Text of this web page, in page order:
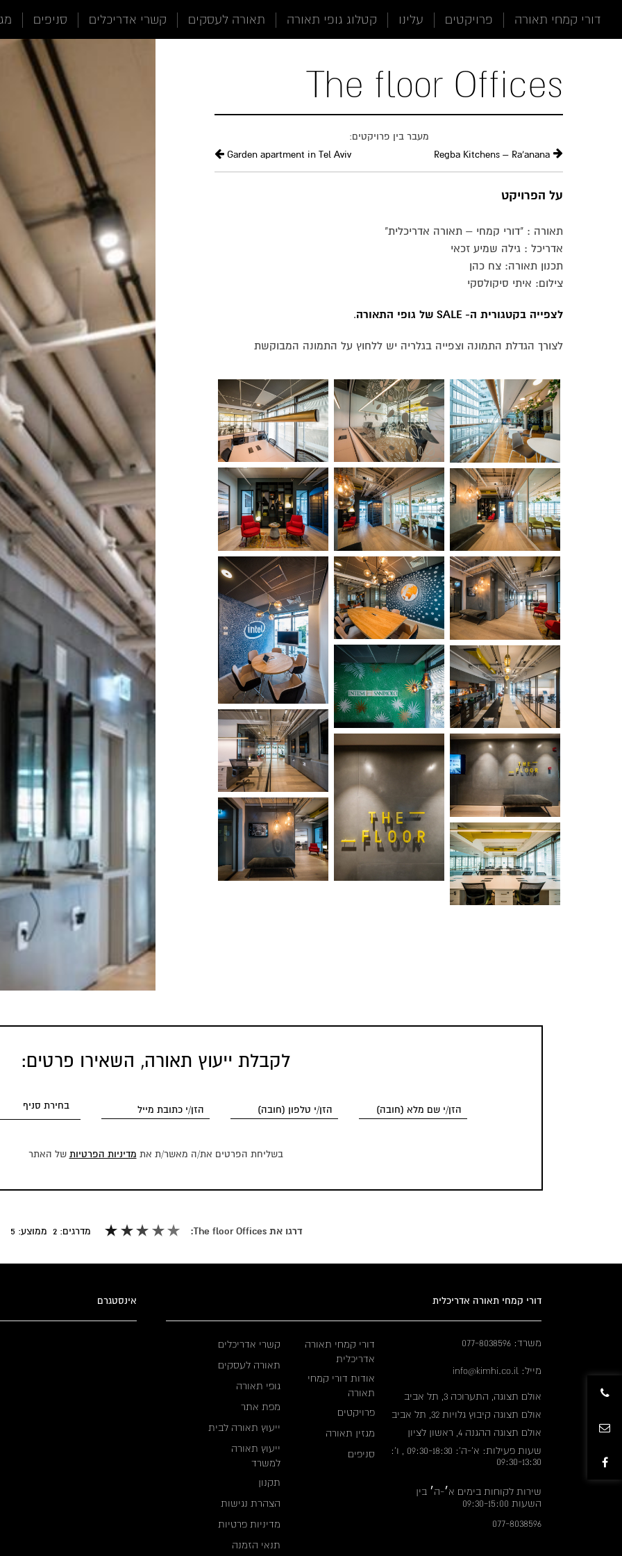
נגישות
ראשי
ראשידורי קמחי תאורה פרויקטים עלינו קטלוג גופי תאורה תאורה לעסקים קשרי אדריכלים סניפים
The floor Offices
מעבר בין פרויקטים:
Garden apartment in Tel Aviv
Regba Kitchens – Ra'anana
על הפרויקט
תאורה : "דורי קמחי – תאורה אדריכלית"
אדריכל : גילה שמיע זכאי
תכנון תאורה: צח כהן
צילום: איתי סיקולסקי
לצפייה בקטגורית ה- SALE של גופי התאורה .
לצורך הגדלת התמונה וצפייה בגלריה יש ללחוץ על התמונה המבוקשת
לקבלת ייעוץ תאורה, השאירו פרטים:
בשליחת הפרטים את/ה מאשר/ת את מדיניות הפרטיות של האתר
דרגו את The floor Offices: מדרגים: 2 ממוצע: 5
דורי קמחי תאורה אדריכלית
משרד: 077-8038596
מייל: info@kimhi.co.il
אולם תצוגה, התערוכה 3, תל אביב
אולם תצוגה קיבוץ גלויות 32, תל אביב
אולם תצוגה ההגנה 4, ראשון לציון
שעות פעילות: א'-ה': 09:30-18:30 , ו':
09:30-13:30
שירות לקוחות בימים א׳-ה׳ בין
השעות 09:30-15:00
077-8038596
דורי קמחי תאורה
אדריכלית
אודות דורי קמחי
תאורה
פרויקטים
מגזין תאורה
סניפים
קשרי אדריכלים
תאורה לעסקים
גופי תאורה
מפת אתר
ייעוץ תאורה לבית
ייעוץ תאורה
למשרד
תקנון
הצהרת נגישות
מדיניות פרטיות
תנאי הזמנה
אינסטגרם